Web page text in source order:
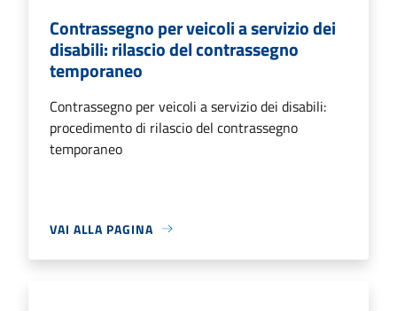
Contrassegno per veicoli a servizio dei
disabili: rilascio del contrassegno
temporaneo
Contrassegno per veicoli a servizio dei disabili:
procedimento di rilascio del contrassegno
temporaneo
VAI ALLA PAGINA